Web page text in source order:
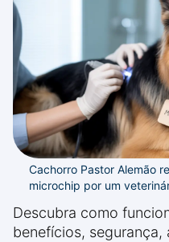
Cachorro Pastor Alemão
microchip por um
Descubra como
benefícios,